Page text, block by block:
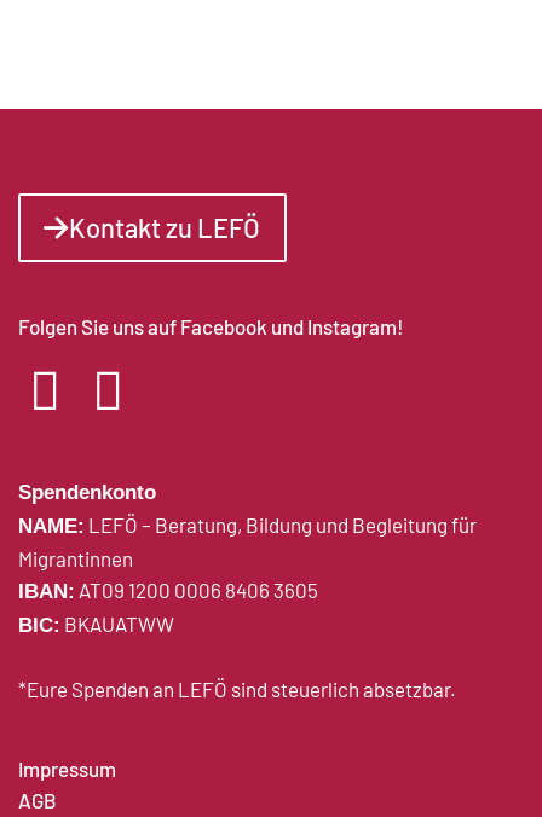
Kontakt zu LEFÖ
Folgen Sie uns auf Facebook und Instagram!
Spendenkonto
NAME: LEFÖ – Beratung, Bildung und Begleitung für
Migrantinnen
IBAN: AT09 1200 0006 8406 3605
BIC: BKAUATWW
*Eure Spenden an LEFÖ sind steuerlich absetzbar.
Impressum
AGB